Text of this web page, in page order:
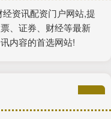
资讯配资门户网站,提
、证券、财经等最新
内容的首选网站!